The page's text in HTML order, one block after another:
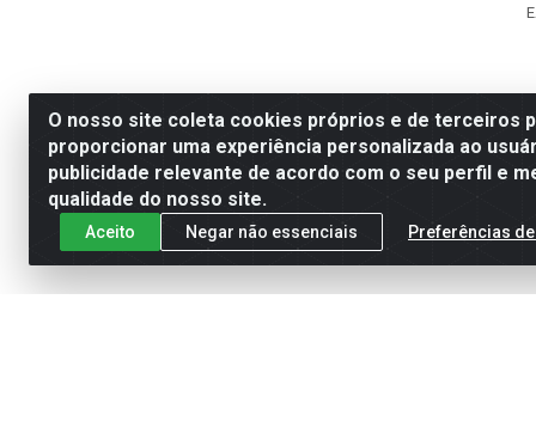
O nosso site coleta cookies próprios e de terceiros
proporcionar uma experiência personalizada ao
publicidade relevante de acordo com o seu perfil e
qualidade do nosso site.
Aceito Negar não essenciais Preferências